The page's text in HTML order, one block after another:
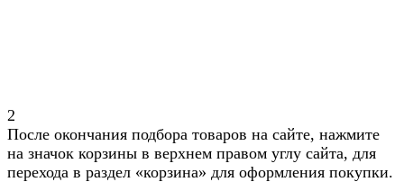
2
После окончания подбора товаров на сайте, нажмите
на значок корзины в верхнем правом углу сайта, для
перехода в раздел «корзина» для оформления покупки.